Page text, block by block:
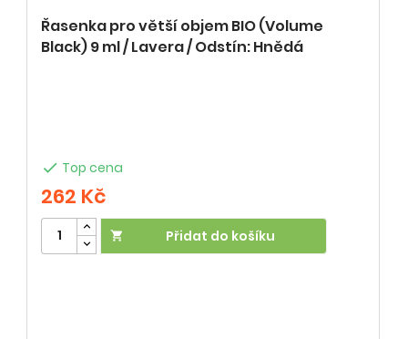
Řasenka pro větší objem BIO (Volume
Black) 9 ml / Lavera / Odstín: Hnědá
 Top cena
262 Kč
 Přidat do košíku